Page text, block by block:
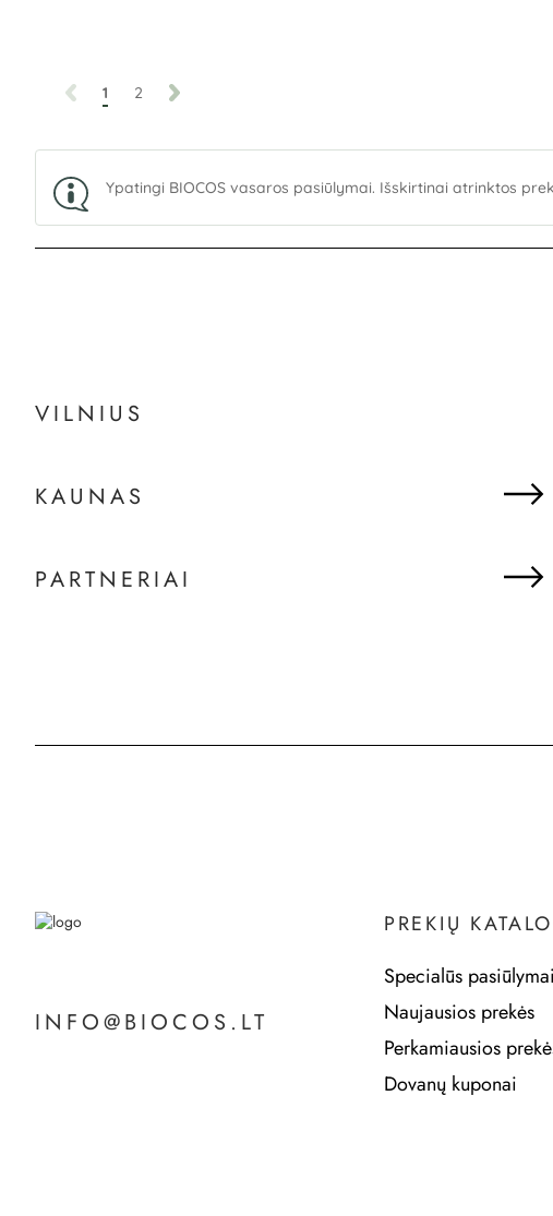
1 2
Ypatingi BIOCOS vasaros pasiūlymai. Išskirtinai atrinktos
VILNIUS
KAUNAS
PARTNERIAI
INFO@BIOCOS.LT
PREKIŲ
Specialūs pasiūlymai
Naujausios prekės
Perkamiausios
Dovanų kuponai